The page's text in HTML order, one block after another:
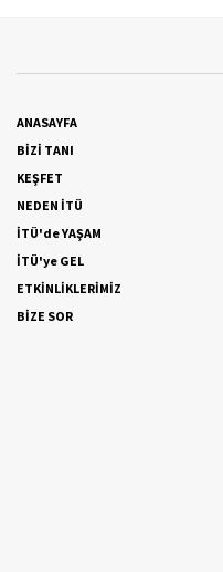
ANASAYFA
BİZİ TANI
KEŞFET
NEDEN İTÜ
İTÜ'de YAŞAM
İTÜ'ye GEL
ETKİNLİKLERİMİZ
BİZE SOR